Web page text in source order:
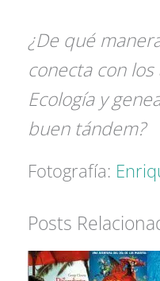
¿De qué
conecta con
Ecología y
buen tándem?
Fotografía:
Posts